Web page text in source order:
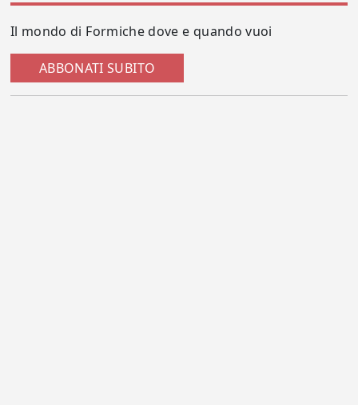
Il mondo di Formiche dove e quando vuoi
ABBONATI SUBITO